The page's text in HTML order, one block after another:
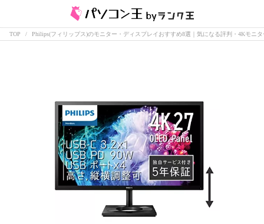
TOP Philips(フィリップス)のモニター・ディスプレイおすすめ8選｜気になる評判・4Kモニ